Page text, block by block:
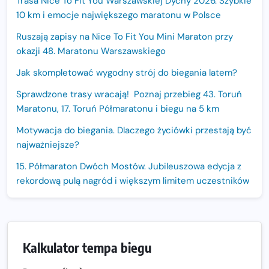
10 km i emocje największego maratonu w Polsce
Ruszają zapisy na Nice To Fit You Mini Maraton przy
okazji 48. Maratonu Warszawskiego
Jak skompletować wygodny strój do biegania latem?
Sprawdzone trasy wracają! Poznaj przebieg 43. Toruń
Maratonu, 17. Toruń Półmaratonu i biegu na 5 km
Motywacja do biegania. Dlaczego życiówki przestają być
najważniejsze?
15. Półmaraton Dwóch Mostów. Jubileuszowa edycja z
rekordową pulą nagród i większym limitem uczestników
Oficjalna koszulka LOTTO 25. Poznań Maratonu!
Kalkulator tempa biegu